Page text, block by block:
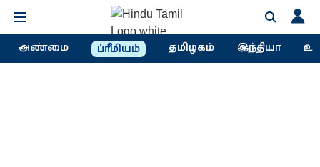
அண்மை ப்ரீமியம் தமிழகம் இந்தியா